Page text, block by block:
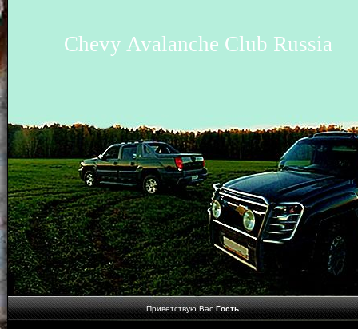
Chevy Avalanche Club Russia
Приветствую Вас Гость